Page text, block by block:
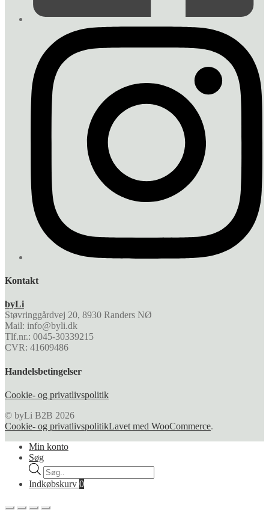
Kontakt
byLi
Støvringgårdvej 20, 8930 Randers NØ
Mail: info@byli.dk
Tlf.nr.: 0045-30339215
CVR: 41609486
Handelsbetingelser
Cookie- og privatlivspolitik
© byLi B2B 2026
Cookie- og privatlivspolitikLavet med WooCommerce.
Min konto
Søg
Products
search
Indkøbskurv 0